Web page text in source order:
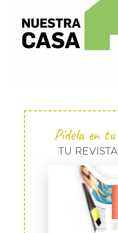
Pídela en
TU REVISTA